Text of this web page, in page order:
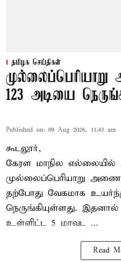
தமிழக செய்திகள்
123 அடியை
Published on: 09 Aug 2026, 11:43 am
கூடலூர்,
கேரள மாநில
முல்லைப்பெரியாறு
தற்போது வேகமாக
நெருங்கியுள்ளது.
உள்ளிட்ட 5 மாவட ...
Read